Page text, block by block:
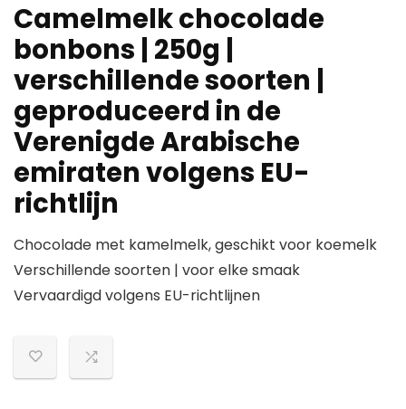
Camelmelk chocolade
bonbons | 250g |
verschillende soorten |
geproduceerd in de
Verenigde Arabische
emiraten volgens EU-
richtlijn
Chocolade met kamelmelk, geschikt voor koemelk
Verschillende soorten | voor elke smaak
Vervaardigd volgens EU-richtlijnen